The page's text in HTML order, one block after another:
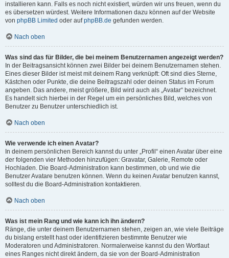
installieren kann. Falls es noch nicht existiert, würden wir uns freuen, wenn du
es übersetzen würdest. Weitere Informationen dazu können auf der Website
von phpBB Limited oder aufphpBB.de gefunden werden.
Nach oben
Was sind das für Bilder, die bei meinem Benutzernamen angezeigt werden?
In der Beitragsansicht können zwei Bilder bei deinem Benutzernamen stehen.
Eines dieser Bilder ist meist mit deinem Rang verknüpft: Oft sind dies Sterne,
Kästchen oder Punkte, die deine Beitragszahl oder deinen Status im Forum
angeben. Das andere, meist größere, Bild wird auch als „Avatar“ bezeichnet.
Es handelt sich hierbei in der Regel um ein persönliches Bild, welches von
Benutzer zu Benutzer unterschiedlich ist.
Nach oben
Wie verwende ich einen Avatar?
In deinem persönlichen Bereich kannst du unter „Profil“ einen Avatar über eine
der folgenden vier Methoden hinzufügen: Gravatar, Galerie, Remote oder
Hochladen. Die Board-Administration kann bestimmen, ob und wie die
Benutzer Avatare benutzen können. Wenn du keinen Avatar benutzen kannst,
solltest du die Board-Administration kontaktieren.
Nach oben
Was ist mein Rang und wie kann ich ihn ändern?
Ränge, die unter deinem Benutzernamen stehen, zeigen an, wie viele Beiträge
du bislang erstellt hast oder identifizieren bestimmte Benutzer wie
Moderatoren und Administratoren. Normalerweise kannst du den Wortlaut
eines Ranges nicht direkt ändern, da sie von der Board-Administration